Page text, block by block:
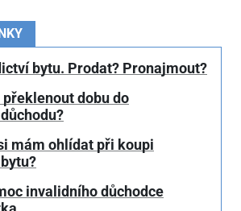
bytu. Prodat? Pronajmout?
dobu do
mám ohlídat při koupi
invalidního důchodce